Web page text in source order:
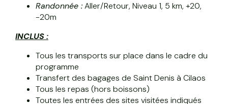
Randonnée :Aller/Retour, Niveau 1, 5 km, +20,
-20m
INCLUS :
Tous les transports sur place dans le cadre du
programme
Transfert des bagages de Saint Denis à Cilaos
Tous les repas (hors boissons)
Toutes les entrées des sites visitées indiqués